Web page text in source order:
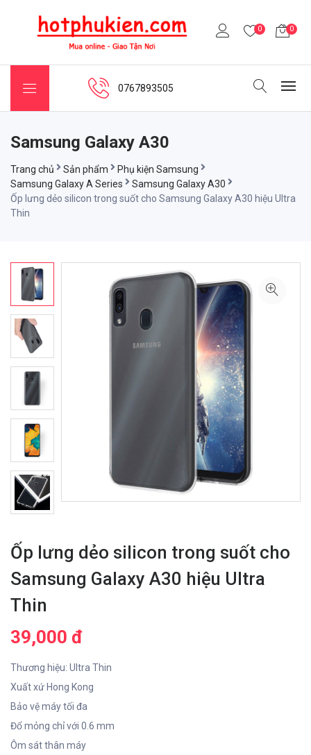
0 0
0767893505
Samsung Galaxy A30
Trang chủ Sản phẩm
Phụ kiện Samsung
Samsung Galaxy A Series
Samsung Galaxy A30
Ốp lưng dẻo silicon trong suốt cho Samsung Galaxy A30 hiệu Ultra
Thin
Ốp lưng dẻo silicon trong suốt cho
Samsung Galaxy A30 hiệu Ultra
Thin
39,000 đ
Thương hiệu: Ultra Thin
Xuất xứ Hong Kong
Bảo vệ máy tối đa
Đổ mỏng chỉ với 0.6 mm
Ôm sát thân máy